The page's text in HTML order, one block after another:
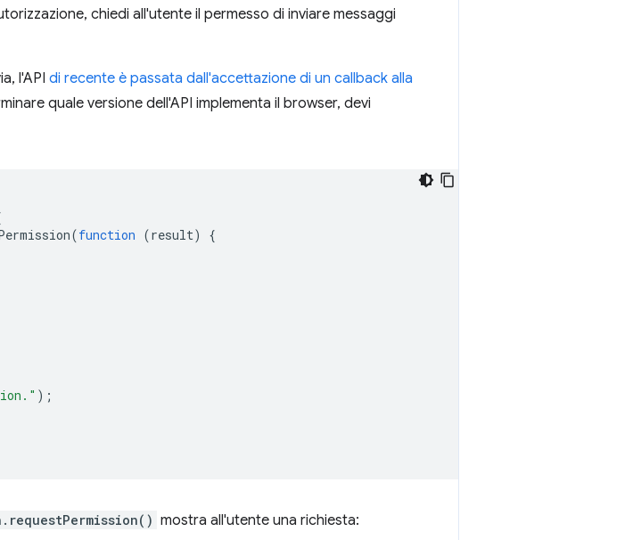
chiedi all'utente il permesso di inviare messaggi
l'API di recente è passata dall'accettazione di un callback alla
quale versione dell'API implementa il browser, devi
(function (result)
{
);
mostra all'utente una richiesta: